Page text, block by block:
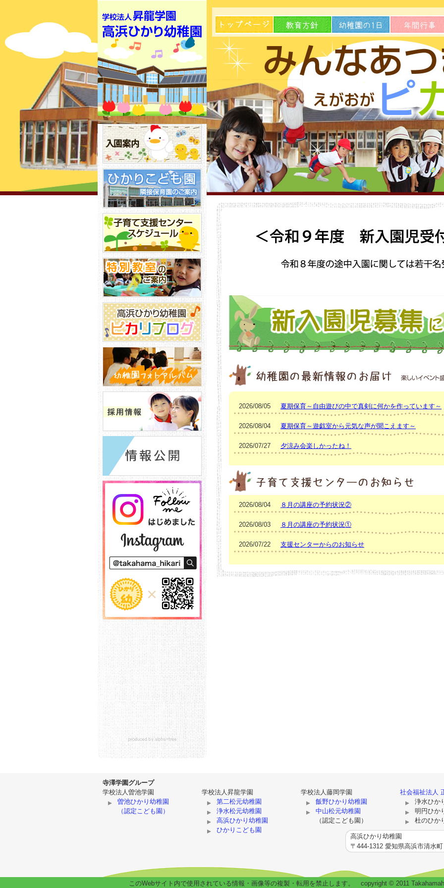
2026/08/05 夏期保育～自由遊びの中で真剣に何かを作っています～
2026/08/04 夏期保育～遊戯室から元気な声が聞こえます～
2026/07/27 夕涼み会楽しかったね！
2026/08/04 ８月の講座の予約状況②
2026/08/03 ８月の講座の予約状況①
2026/07/22 支援センターからのお知らせ
寺澤学園グループ
学校法人曽池学園
曽池ひかり幼稚園
（認定こども園）
学校法人昇龍学園
第二松元幼稚園
浄水松元幼稚園
高浜ひかり幼稚園
ひかりこども園
学校法人藤岡学園
飯野ひかり幼稚園
中山松元幼稚園
（認定こども園）
社会福祉法人
浄水ひか
明円ひか
杜のひか
高浜ひかり幼稚園
〒444-1312 愛知県高浜市清水
このWebサイト内で使用されている情報・画像等の複製・転用を禁止します。 copyright © 2011